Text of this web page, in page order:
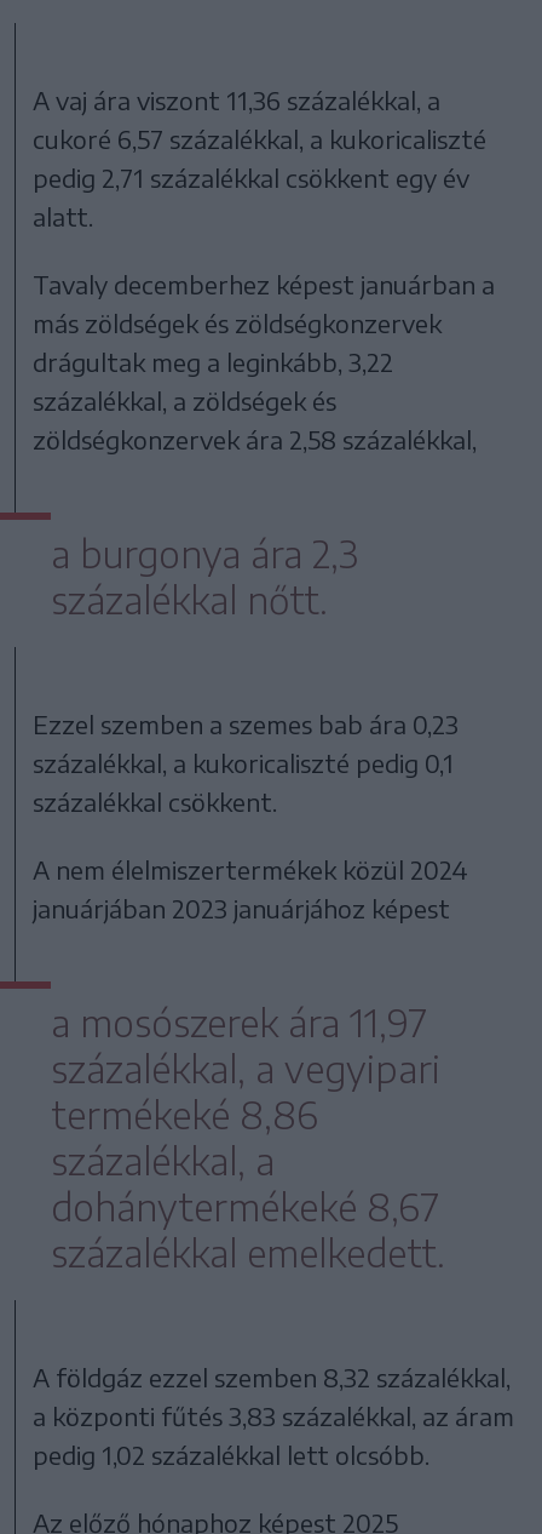
A vaj ára viszont 11,36 százalékkal, a
cukoré 6,57 százalékkal, a kukoricaliszté
pedig 2,71 százalékkal csökkent egy év
alatt.
Tavaly decemberhez képest januárban a
más zöldségek és zöldségkonzervek
drágultak meg a leginkább, 3,22
százalékkal, a zöldségek és
zöldségkonzervek ára 2,58 százalékkal,
a burgonya ára 2,3
százalékkal nőtt.
Ezzel szemben a szemes bab ára 0,23
százalékkal, a kukoricaliszté pedig 0,1
százalékkal csökkent.
A nem élelmiszertermékek közül 2024
januárjában 2023 januárjához képest
a mosószerek ára 11,97
százalékkal, a vegyipari
termékeké 8,86
százalékkal, a
dohánytermékeké 8,67
százalékkal emelkedett.
A földgáz ezzel szemben 8,32 százalékkal,
a központi fűtés 3,83 százalékkal, az áram
pedig 1,02 százalékkal lett olcsóbb.
Az előző hónaphoz képest 2025